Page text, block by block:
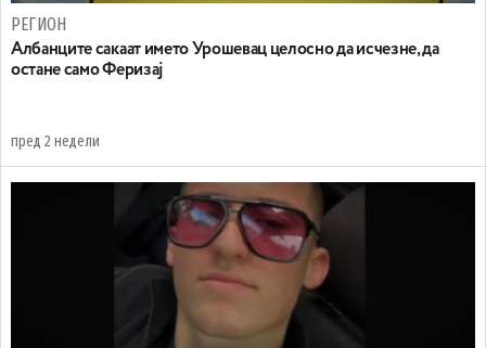
РЕГИОН
Aлбанците сакаат името Урошевац целосно да исчезне, да
остане само Феризај
пред 2 недели